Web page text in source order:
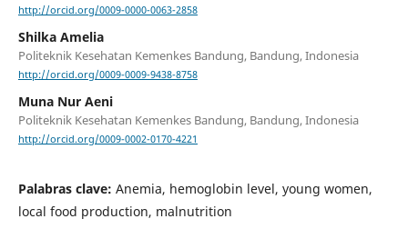
http://orcid.org/0009-0000-0063-2858
Shilka Amelia
Politeknik Kesehatan Kemenkes Bandung, Bandung, Indonesia
http://orcid.org/0009-0009-9438-8758
Muna Nur Aeni
Politeknik Kesehatan Kemenkes Bandung, Bandung, Indonesia
http://orcid.org/0009-0002-0170-4221
Palabras clave: Anemia, hemoglobin level, young women,
local food production, malnutrition